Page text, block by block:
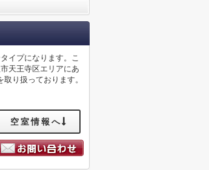
イプになります。こ
天王寺区エリアにあ
り扱っております。
空室情報へ